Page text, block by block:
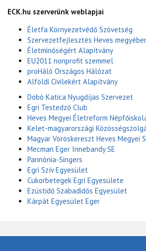
ECK.hu szerverünk weblapjai
Életfa Környezetvédő Szövetség
Szervezetfejlesztés Heves
Életminőségért Alapítvány
EU2011 nonprofit szemmel
proHáló Országos Hálózat
Alföldi Civilekért Alapítvány
Dobó Katica Nyugdíjas Szervezet
Egri Testedző Club
Heves Megyei Életreform
Kelet-magyarországi
Magyar Vöröskereszt Heves Megyei
Mecman Eger Innebandy SE
Pannónia-Singers
Egri Szív Egyesület
Cukorbetegek Egri Egyesülete
Ezüstidő Szabadidős Egyesület
Kárpát Egyesület Eger